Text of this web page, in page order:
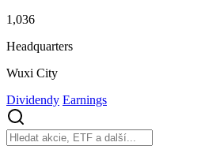
1,036
Headquarters
Wuxi City
Dividendy Earnings